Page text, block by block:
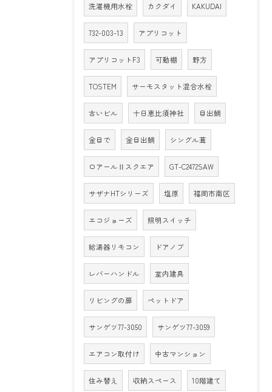
洗濯機用水栓 カクダイ KAKUDAI
732-003-13 アプリコット
アプリコットF3 可動棚 野方
TOSTEM サーモスタット混合水栓
古いビル 十日恵比須神社 目出鯛
金目で 金目出鯛 シングル葺
ロアールⅡスクエア GT-C2472SAW
サザナHTシリーズ 塩原 福岡市南区
エコジョーズ 照明スイッチ
給湯器リモコン ドアノブ
レバーハンドル 室内建具
リビングの扉 ペットドア
サンゲツ77-3050 サンゲツ77-3059
エアコン取付け 中古マンション
住み替え 収納スペース 10階建て